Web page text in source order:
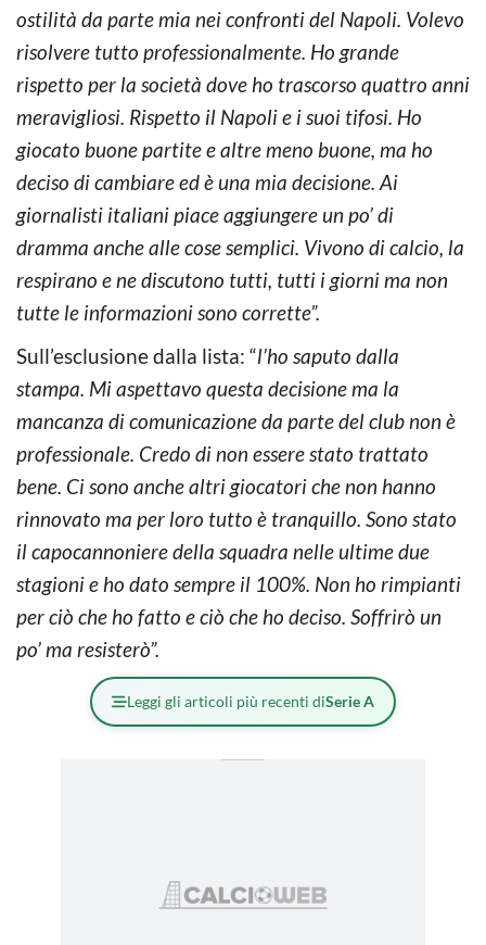
ostilità da parte mia nei confronti del Napoli. Volevo
risolvere tutto professionalmente. Ho grande
rispetto per la società dove ho trascorso quattro anni
meravigliosi. Rispetto il Napoli e i suoi tifosi. Ho
giocato buone partite e altre meno buone, ma ho
deciso di cambiare ed è una mia decisione. Ai
giornalisti italiani piace aggiungere un po’ di
dramma anche alle cose semplici. Vivono di calcio, la
respirano e ne discutono tutti, tutti i giorni ma non
tutte le informazioni sono corrette”.
Sull’esclusione dalla lista: “l’ho saputo dalla
stampa. Mi aspettavo questa decisione ma la
mancanza di comunicazione da parte del club non è
professionale. Credo di non essere stato trattato
bene. Ci sono anche altri giocatori che non hanno
rinnovato ma per loro tutto è tranquillo. Sono stato
il capocannoniere della squadra nelle ultime due
stagioni e ho dato sempre il 100%. Non ho rimpianti
per ciò che ho fatto e ciò che ho deciso. Soffrirò un
po’ ma resisterò”.
Leggi gli articoli più recenti diSerie A